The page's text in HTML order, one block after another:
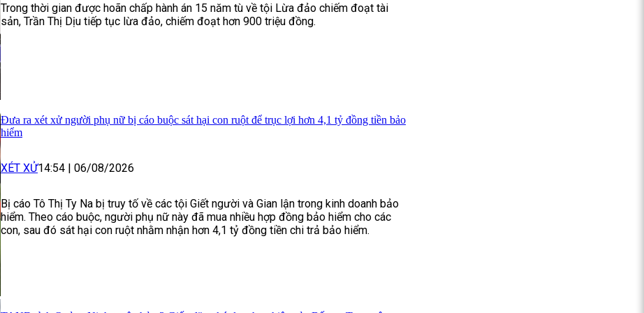
Trong thời gian được hoãn chấp hành án 15 năm tù về tội Lừa đảo chiếm đoạt tài
sản, Trần Thị Dịu tiếp tục lừa đảo, chiếm đoạt hơn 900 triệu đồng.
Đưa ra xét xử người phụ nữ bị cáo buộc sát hại con ruột để trục lợi hơn 4,1 tỷ đồng tiền bảo
hiểm
XÉT XỬ14:54 06/08/2026
Bị cáo Tô Thị Ty Na bị truy tố về các tội Giết người và Gian lận trong kinh doanh bảo
hiểm. Theo cáo buộc, người phụ nữ này đã mua nhiều hợp đồng bảo hiểm cho các
con, sau đó sát hại con ruột nhằm nhận hơn 4,1 tỷ đồng tiền chi trả bảo hiểm.